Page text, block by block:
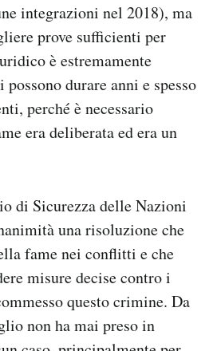
integrazioni nel 2018), ma
prove sufficienti per
è estremamente
durare anni e spesso
perché è necessario
era deliberata ed era un
di Sicurezza delle Nazioni
una risoluzione che
fame nei conflitti e che
misure decise contro i
questo crimine. Da
non ha mai preso in